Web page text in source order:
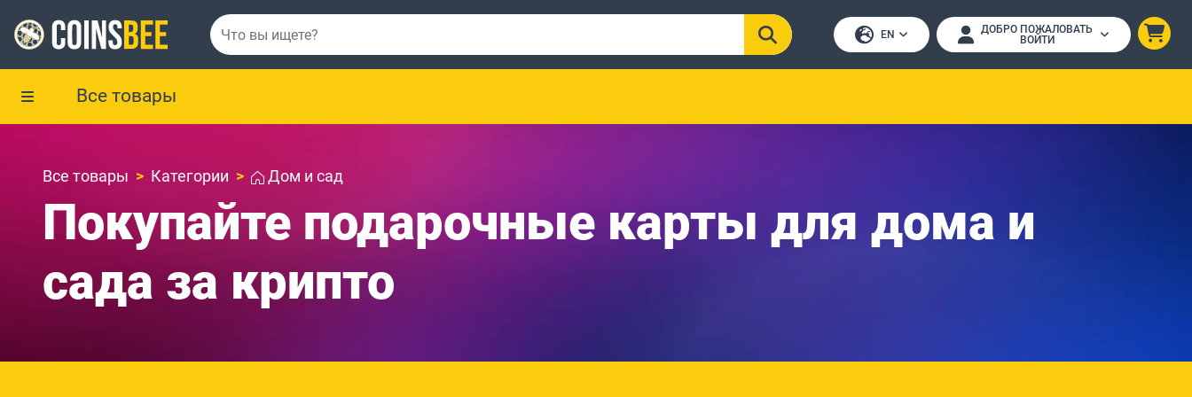
EN
ДОБРО ПОЖАЛОВАТЬ
ВОЙТИ
Все товары
Все товары Категории Дом и сад
Покупайте подарочные карты для дома и
сада за крипто